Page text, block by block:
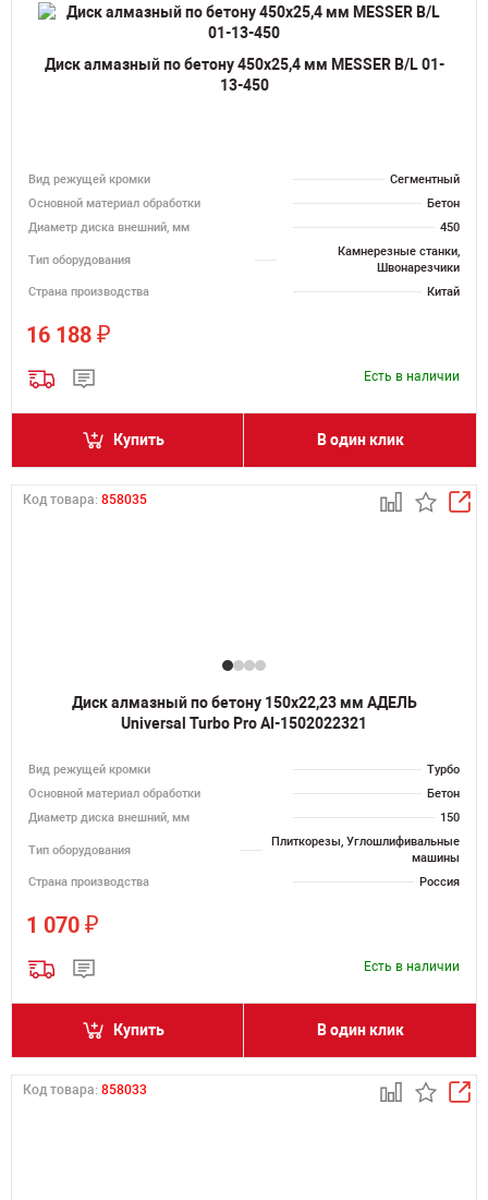
Диск алмазный по бетону 450х25,4 мм MESSER B/L 01-
13-450
Вид режущей кромки
Сегментный
Основной материал обработки
Бетон
Диаметр диска внешний, мм
450
Тип оборудования
Камнерезные станки,
Швонарезчики
Страна производства
Китай
16 188 ₽
Есть в наличии
Купить В один клик
Код товара: 858035
Диск алмазный по бетону 150х22,23 мм АДЕЛЬ
Universal Turbo Pro AI-1502022321
Вид режущей кромки
Турбо
Основной материал обработки
Бетон
Диаметр диска внешний, мм
150
Тип оборудования
Плиткорезы, Углошлифивальные
машины
Страна производства
Россия
1 070 ₽
Есть в наличии
Купить В один клик
Код товара: 858033